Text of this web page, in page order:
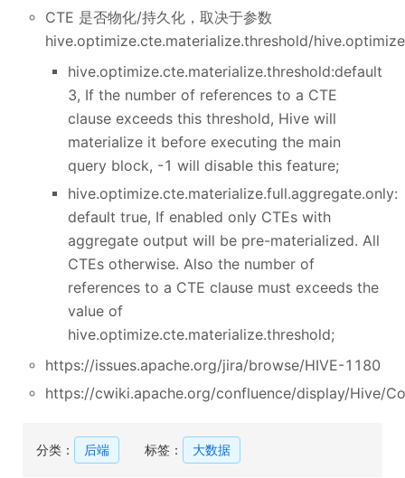
CTE 是否物化/持久化，取决于参数
hive.optimize.cte.materialize.threshold/
hive.optimize.cte.materialize.threshold:default
3, If the number of references to a CTE
clause exceeds this threshold, Hive will
materialize it before executing the main
query block, -1 will disable this feature;
hive.optimize.cte.materialize.full.aggregate.only:
default true, If enabled only CTEs with
aggregate output will be pre-materialized. All
CTEs otherwise. Also the number of
references to a CTE clause must exceeds the
value of
hive.optimize.cte.materialize.threshold;
https://issues.apache.org/jira/browse/HIVE-1180
https://cwiki.apache.org/confluence/display/Hive/
分类： 后端 标签： 大数据